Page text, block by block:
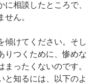
相談したところで、
ん。
傾けてください。そし
りつくために、惨めな
ったくないのです。
と知るには、以下のよ